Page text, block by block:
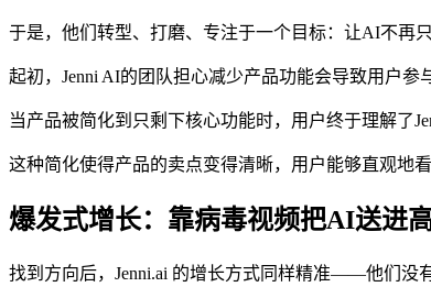
于是，他们转型、打磨、专注于一个目标：让AI不再
起初，Jenni AI的团队担心减少产品功能会导致用户
当产品被简化到只剩下核心功能时，用户终于理解了
这种简化使得产品的卖点变得清晰，用户能够直观地
爆发式增长：靠病毒视频把AI送进
找到方向后，Jenni.ai 的增长方式同样精准——他们没